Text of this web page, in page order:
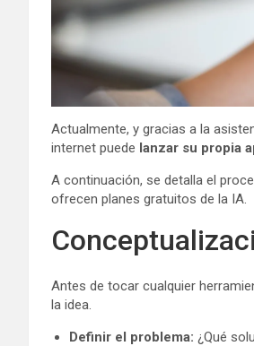
Actualmente, y gracias a la
internet puede lanzar su propia
A continuación, se detalla el
ofrecen planes gratuitos de la IA.
Antes de tocar cualquier
la idea.
Definir el problema: ¿Qué